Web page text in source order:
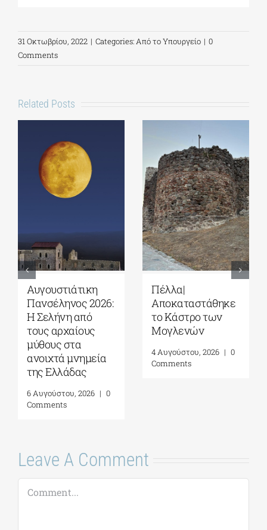
31 Οκτωβρίου, 2022 | Categories:Από το Υπουργείο | 0
Comments
Related Posts
Αυγουστιάτικη
Πανσέληνος 2026:
Η Σελήνη από
τους αρχαίους
μύθους στα
ανοιχτά μνημεία
της Ελλάδας
6 Αυγούστου, 2026 | 0
Comments
Πέλλα|
Αποκαταστάθηκε
το Κάστρο των
Μογλενών
4 Αυγούστου, 2026 | 0
Comments
Leave A Comment
Comment